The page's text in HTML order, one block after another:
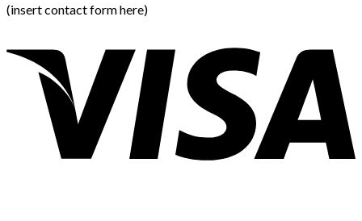
(insert contact form here)